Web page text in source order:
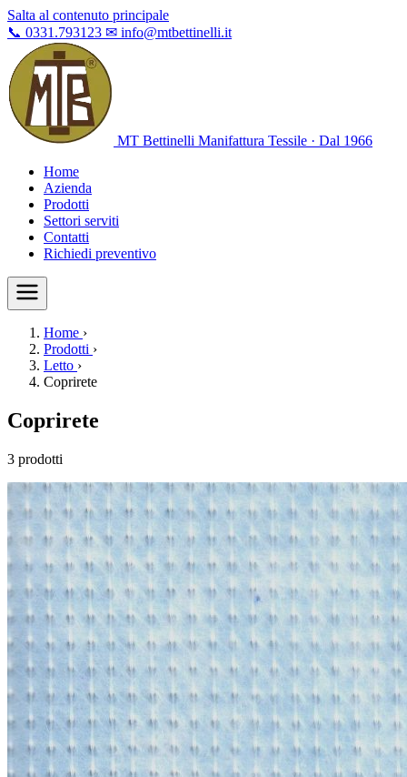
Salta al contenuto principale
📞 0331.793123 ✉ info@mtbettinelli.it
MT Bettinelli Manifattura Tessile · Dal 1966
Home
Azienda
Prodotti
Settori serviti
Contatti
Richiedi preventivo
Home ›
Prodotti ›
Letto ›
Coprirete
Coprirete
3 prodotti